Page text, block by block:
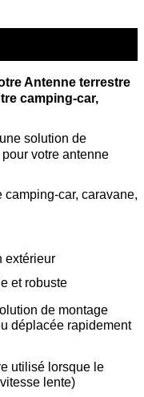
Antenne terrestre
camping-car,
solution de
votre antenne
camping-car, caravane,
extérieur
et robuste
de montage
déplacée rapidement
utilisé lorsque le
lente)